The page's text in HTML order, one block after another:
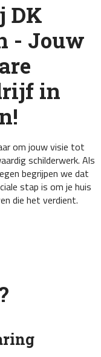
DK
- Jouw
in
om jouw visie tot
schilderwerk. Als
begrijpen we dat
stap is om je huis
die het verdient.